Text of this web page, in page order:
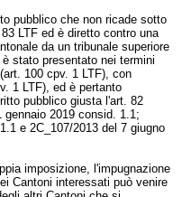
pubblico che non ricade sotto
LTF ed è diretto contro una
da un tribunale superiore
stato presentato nei termini
art. 100 cpv. 1 LTF), con
1 LTF), ed è pertanto
pubblico giusta l'art. 82
gennaio 2019 consid. 1.1;
e 2C_107/2013 del 7 giugno
imposizione, l'impugnazione
Cantoni interessati può venire